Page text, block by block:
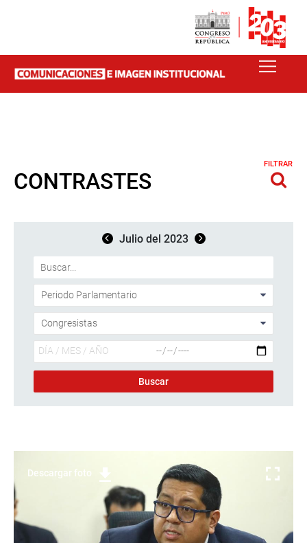
CONTRASTES
FILTRAR
Julio del 2023
Descargar foto